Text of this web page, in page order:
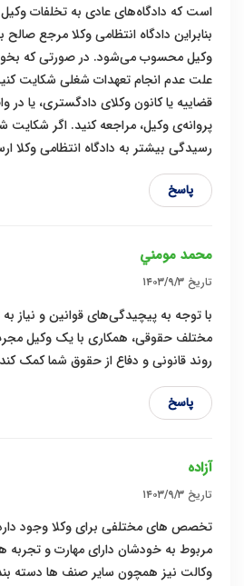
است که دادگاه‌های عادی به تخلفات
بنابراین دادگاه انتظامی وکلا مرجع
وکیل محسوب می‌شود. در صورتی که
علت عدم انجام تعهدات شغلی شکایت
قضاییه یا کانون وکلای دادگستری، یا در
پروانه‌ی وکیل، مراجعه کنید. اگر شکایت
رسیدگی بیشتر به دادگاه انتظامی وکلا
پاسخ
محمد مومني
تاریخ ۱۴۰۳/۹/۳
با توجه به پیچیدگی‌های قوانین و نیاز
مختلف حقوقی، همکاری با یک وکیل
روند قانونی و دفاع از حقوق شما کمک کند
پاسخ
آزاده
تاریخ ۱۴۰۳/۹/۳
تخصص های مختلفی برای وکلا وجود دارد
مربوط به خودشان دارای مهارت و
وکالت نیز همچون سایر صنف ها دسته